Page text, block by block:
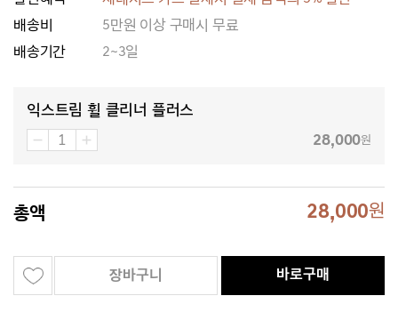
배송비
5만원 이상 구매시 무료
배송기간
2~3일
익스트림 휠 클리너 플러스
28,000원
총액 28,000원
장바구니 바로구매